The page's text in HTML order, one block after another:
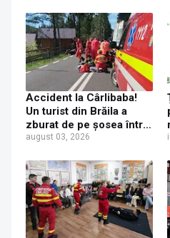
Accident la Cârlibaba!
Un turist din Brăila a
zburat de pe șosea într-
o curbă periculoasă.
spital
august 03, 2026